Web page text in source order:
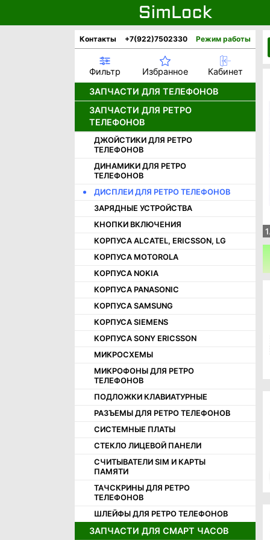
Контакты +7(922)7502330 Режим работы
Фильтр Избранное
Кабинет
ЗАПЧАСТИ ДЛЯ ТЕЛЕФОНОВ
АККУМУЛЯТОРЫ
ДИСПЛЕИ
ДИНАМИКИ
НИЖНИЕ ПЛАТЫ И РАЗЪЕМЫ
ШЛЕЙФЫ
КОРПУСНЫЕ ЧАСТИ APPLE
КОРПУСНЫЕ ЧАСТИ HUAWEI /
МИКРОФОНЫ
СЧИТЫВАТЕЛИ SIM И КАРТ ПАМЯТИ
ТАЧСКРИНЫ
ЗАПЧАСТИ ДЛЯ РЕТРО
ТЕЛЕФОНОВ
ДЖОЙСТИКИ ДЛЯ РЕТРО
ТЕЛЕФОНОВ
ДИНАМИКИ ДЛЯ РЕТРО
ТЕЛЕФОНОВ
ДИСПЛЕИ ДЛЯ РЕТРО ТЕЛЕФОНОВ
ЗАРЯДНЫЕ УСТРОЙСТВА
КНОПКИ ВКЛЮЧЕНИЯ
КОРПУСА ALCATEL, ERICSSON, LG
КОРПУСА MOTOROLA
КОРПУСА NOKIA
КОРПУСА PANASONIC
КОРПУСА SAMSUNG
КОРПУСА SIEMENS
КОРПУСА SONY ERICSSON
МИКРОСХЕМЫ
МИКРОФОНЫ ДЛЯ РЕТРО
ТЕЛЕФОНОВ
ПОДЛОЖКИ КЛАВИАТУРНЫЕ
РАЗЪЕМЫ ДЛЯ РЕТРО ТЕЛЕФОНОВ
СИСТЕМНЫЕ ПЛАТЫ
СТЕКЛО ЛИЦЕВОЙ ПАНЕЛИ
СЧИТЫВАТЕЛИ SIM И КАРТЫ
ПАМЯТИ
ТАЧСКРИНЫ ДЛЯ РЕТРО
ТЕЛЕФОНОВ
ШЛЕЙФЫ ДЛЯ РЕТРО ТЕЛЕФОНОВ
ЗАПЧАСТИ ДЛЯ СМАРТ ЧАСОВ